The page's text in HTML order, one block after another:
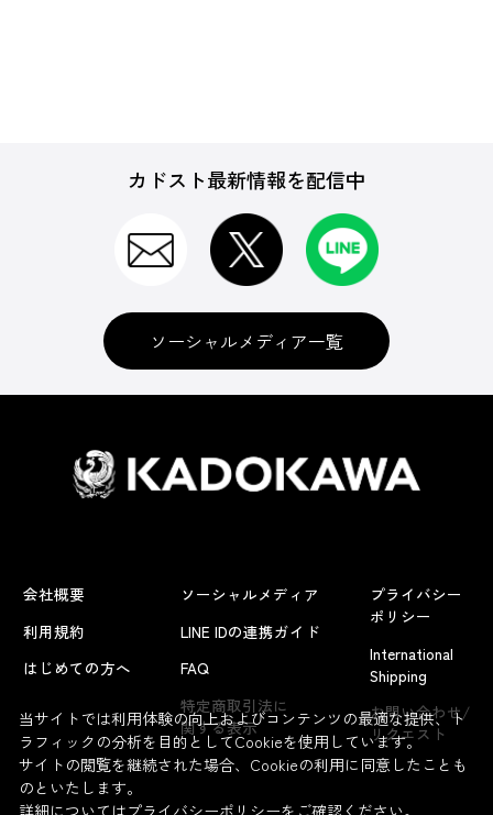
カドスト最新情報を配信中
ソーシャルメディア一覧
会社概要
利用規約
はじめての方へ
ソーシャルメディア
LINE IDの連携ガイド
FAQ
特定商取引法に
関する表示
プライバシー
ポリシー
International
Shipping
お問い合わせ/
リクエスト
当サイトでは利用体験の向上およびコンテンツの最適な提供、ト
ラフィックの分析を目的としてCookieを使用しています。
サイトの閲覧を継続された場合、Cookieの利用に同意したことも
のといたします。